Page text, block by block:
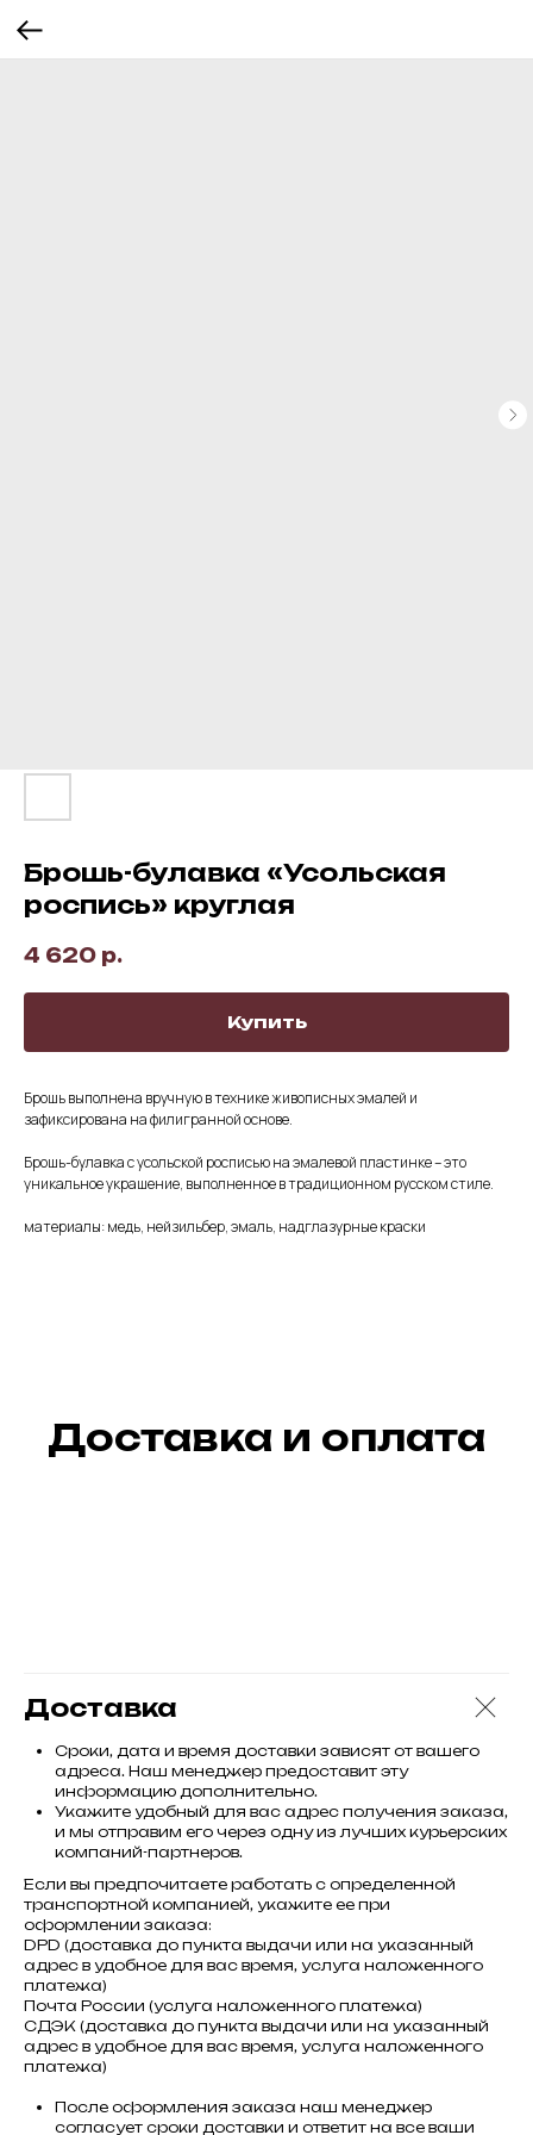
Брошь-булавка «Усольская
роспись» круглая
4 620 р.
Купить
Брошь выполнена вручную в технике живописных эмалей и
зафиксирована на филигранной основе.
Брошь-булавка с усольской росписью на эмалевой пластинке – это
уникальное украшение, выполненное в традиционном русском стиле.
материалы: медь, нейзильбер, эмаль, надглазурные краски
Доставка и оплата
Доставка
Сроки, дата и время доставки зависят от вашего
адреса. Наш менеджер предоставит эту
информацию дополнительно.
Укажите удобный для вас адрес получения заказа,
и мы отправим его через одну из лучших курьерских
компаний-партнеров.
Если вы предпочитаете работать с определенной
транспортной компанией, укажите ее при
оформлении заказа:
DPD (доставка до пункта выдачи или на указанный
адрес в удобное для вас время, услуга наложенного
платежа)
Почта России (услуга наложенного платежа)
СДЭК (доставка до пункта выдачи или на указанный
адрес в удобное для вас время, услуга наложенного
платежа)
После оформления заказа наш менеджер
согласует сроки доставки и ответит на все ваши